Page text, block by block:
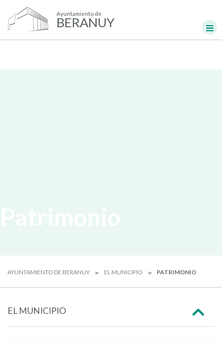
Ayuntamiento de
BERANUY
AYUNTAMIENTO DE BERANUY EL MUNICIPIO PATRIMONIO
EL MUNICIPIO